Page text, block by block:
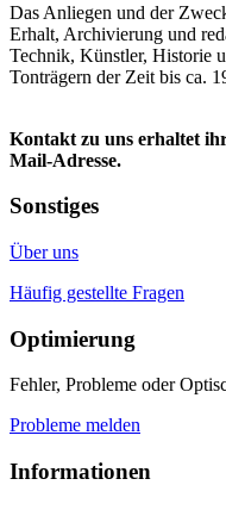
Das Anliegen und der
Erhalt, Archivierung und
Technik, Künstler, Historie
Tonträgern der Zeit bis ca.
Kontakt zu uns erhaltet
Mail-Adresse.
Sonstiges
Über uns
Häufig gestellte Fragen
Optimierung
Fehler, Probleme oder
Probleme melden
Informationen